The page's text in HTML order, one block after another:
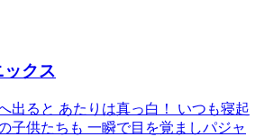
クス
出ると あたりは真っ白！ いつも寝起
子供たちも 一瞬で目を覚ましパジャ